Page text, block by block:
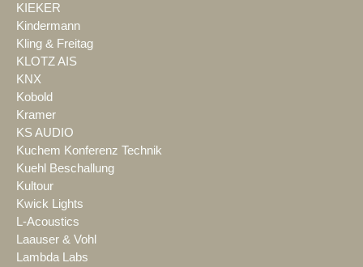
KIEKER
Kindermann
Kling & Freitag
KLOTZ AIS
KNX
Kobold
Kramer
KS AUDIO
Kuchem Konferenz Technik
Kuehl Beschallung
Kultour
Kwick Lights
L-Acoustics
Laauser & Vohl
Lambda Labs